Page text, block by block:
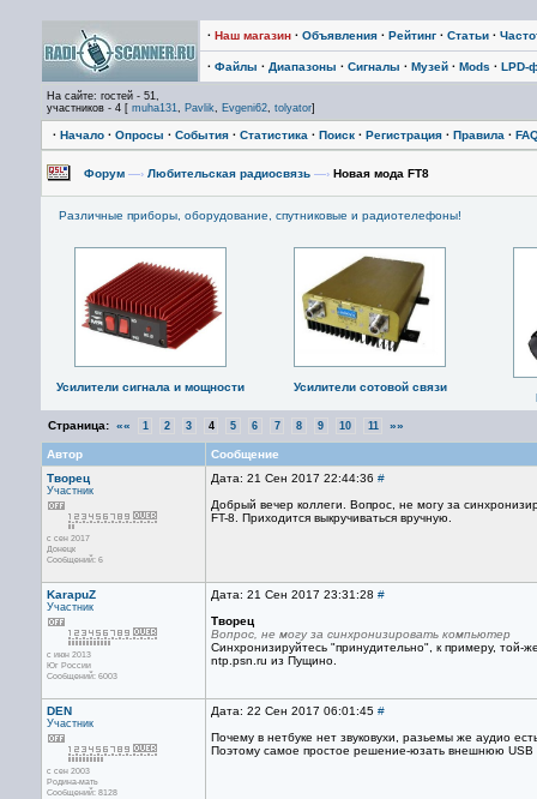
· Наш магазин · Объявления · Рейтинг · Статьи ·
· Файлы · Диапазоны · Сигналы · Музей · Mods · LPD-
На сайте: гостей - 51,
участников - 4 [ muha131, Pavlik, Evgeni62, tolyator]
· Начало · Опросы · События · Статистика · Поиск · Регистрация · Правила ·
Форум —› Любительская радиосвязь —› Новая мода FT8
Различные приборы, оборудование, спутниковые и радиотелефоны!
Усилители сигнала и мощности
Усилители сотовой связи
Страница: «« 1 2 3 4 5 6 7 8 9 10 11 »»
Автор
Сообщение
Творец
Участник
с сен 2017
Донецк
Сообщений: 6
Дата: 21 Сен 2017 22:44:36 #
Добрый вечер коллеги. Вопрос, не могу за
FT-8. Приходится выкручиваться вручную.
KarapuZ
Участник
с июн 2013
Юг России
Сообщений: 6003
Дата: 21 Сен 2017 23:31:28 #
Творец
Вопрос, не могу за синхронизировать компьютер
Синхронизируйтесь "принудительно", к примеру,
ntp.psn.ru из Пущино.
DEN
Участник
с сен 2003
Родина-мать
Сообщений: 8128
Дата: 22 Сен 2017 06:01:45 #
Почему в нетбуке нет звуковухи, разьемы же аудио
Поэтому самое простое решение-юзать внешнюю USB